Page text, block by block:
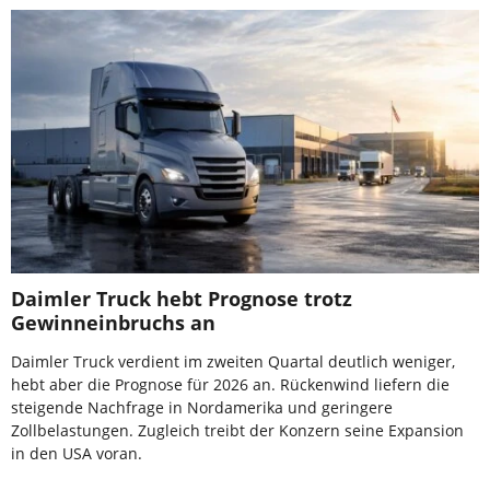
Daimler Truck hebt Prognose trotz
Gewinneinbruchs an
Daimler Truck verdient im zweiten Quartal deutlich weniger,
hebt aber die Prognose für 2026 an. Rückenwind liefern die
steigende Nachfrage in Nordamerika und geringere
Zollbelastungen. Zugleich treibt der Konzern seine Expansion
in den USA voran.